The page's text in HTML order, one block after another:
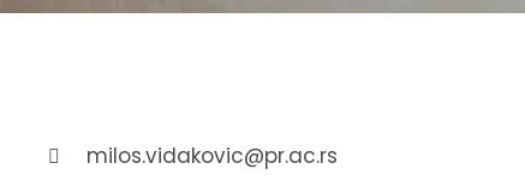
milos.vidakovic@pr.ac.rs